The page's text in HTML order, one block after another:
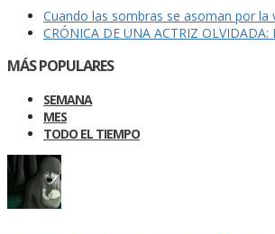
Cuando las sombras se asoman por la
CRÓNICA DE UNA ACTRIZ OLVIDADA:
MÁS POPULARES
SEMANA
MES
TODO EL TIEMPO